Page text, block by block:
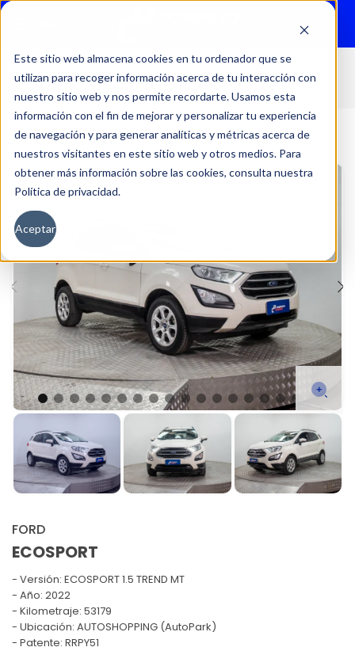
Este sitio web almacena cookies en tu ordenador que se
utilizan para recoger información acerca de tu interacción con
nuestro sitio web y nos permite recordarte. Usamos esta
información con el fin de mejorar y personalizar tu experiencia
de navegación y para generar analíticas y métricas acerca de
nuestros visitantes en este sitio web y otros medios. Para
obtener más información sobre las cookies, consulta nuestra
Política de privacidad.
Aceptar
Inicio Autos
FORD
ECOSPORT
Versión: ECOSPORT 1.5 TREND MT
Año: 2022
Kilometraje: 53179
Ubicación: AUTOSHOPPING (AutoPark)
Patente: RRPY51